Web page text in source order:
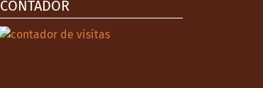
CONTADOR